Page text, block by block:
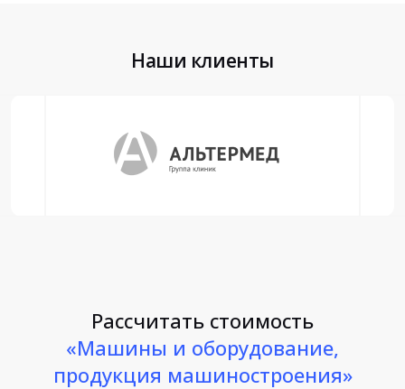
Наши клиенты
Рассчитать стоимость
«Машины и оборудование,
продукция машиностроения»